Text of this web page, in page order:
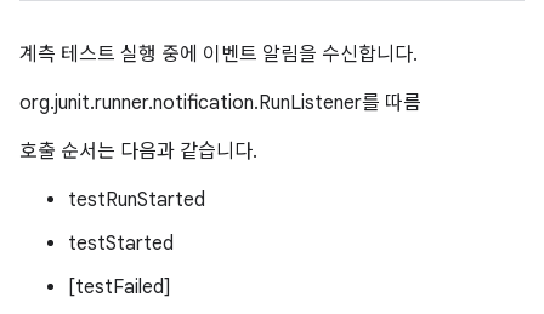
계측 테스트 실행 중에 이벤트 알림을 수신합니다.
org.junit.runner.notification.RunListener를 따름
호출 순서는 다음과 같습니다.
testRunStarted
testStarted
[testFailed]